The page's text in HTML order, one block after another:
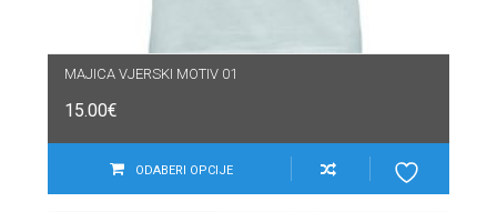
MAJICA VJERSKI MOTIV 01
15.00€
ODABERI OPCIJE